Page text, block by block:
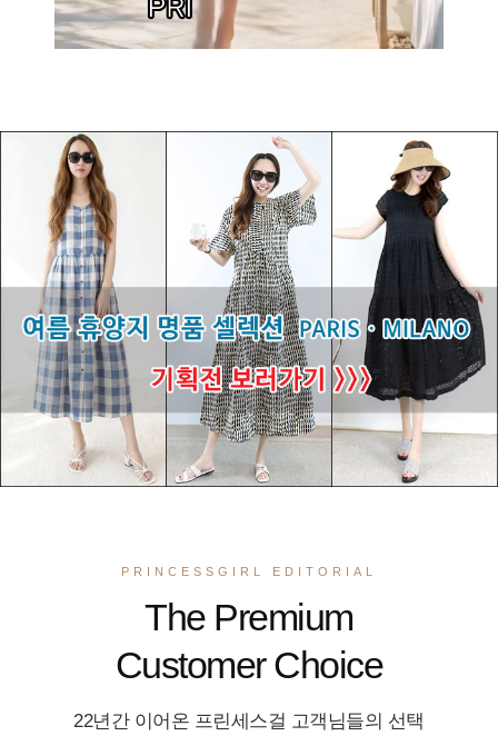
PRINCESSGIRL EDITORIAL
The Premium
Customer Choice
22년간 이어온 프린세스걸 고객님들의 선택